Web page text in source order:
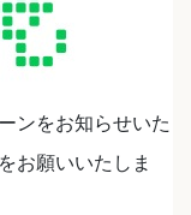
ンをお知らせいた
お願いいたしま